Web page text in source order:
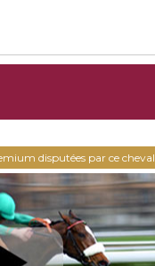
disputées par ce cheval